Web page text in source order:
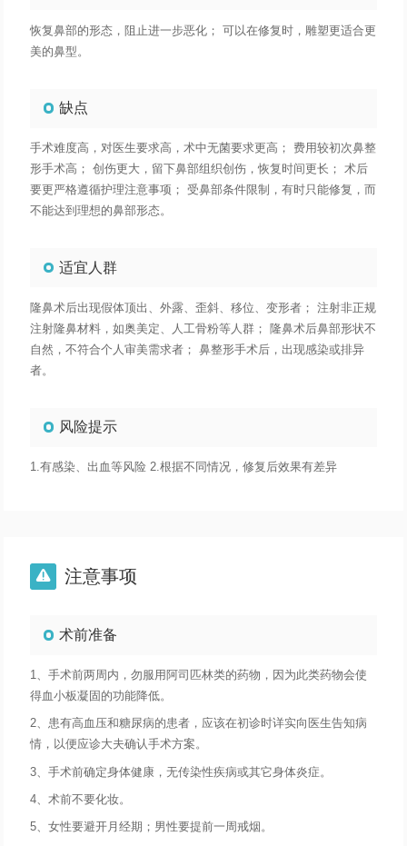
恢复鼻部的形态，阻止进一步恶化； 可以在修复时，雕塑更适合更
美的鼻型。
缺点
手术难度高，对医生要求高，术中无菌要求更高； 费用较初次鼻整
形手术高； 创伤更大，留下鼻部组织创伤，恢复时间更长； 术后
要更严格遵循护理注意事项； 受鼻部条件限制，有时只能修复，而
不能达到理想的鼻部形态。
适宜人群
隆鼻术后出现假体顶出、外露、歪斜、移位、变形者； 注射非正规
注射隆鼻材料，如奥美定、人工骨粉等人群； 隆鼻术后鼻部形状不
自然，不符合个人审美需求者； 鼻整形手术后，出现感染或排异
者。
风险提示
1.有感染、出血等风险 2.根据不同情况，修复后效果有差异
 注意事项
术前准备
1、手术前两周内，勿服用阿司匹林类的药物，因为此类药物会使
得血小板凝固的功能降低。
2、患有高血压和糖尿病的患者，应该在初诊时详实向医生告知病
情，以便应诊大夫确认手术方案。
3、手术前确定身体健康，无传染性疾病或其它身体炎症。
4、术前不要化妆。
5、女性要避开月经期；男性要提前一周戒烟。